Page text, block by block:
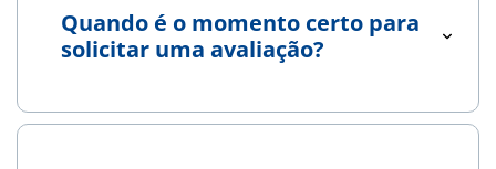
Quando é o momento certo para
solicitar uma avaliação?